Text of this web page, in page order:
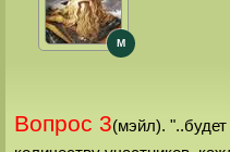
M
Вопрос 3(мэйл). "..будет